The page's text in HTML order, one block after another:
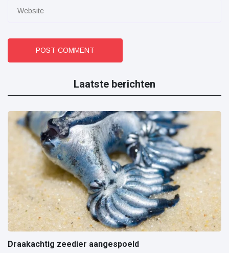
POST COMMENT
Laatste berichten
Draakachtig zeedier aangespoeld